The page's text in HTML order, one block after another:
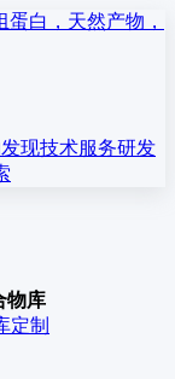
现技术服务研发
物库
定制